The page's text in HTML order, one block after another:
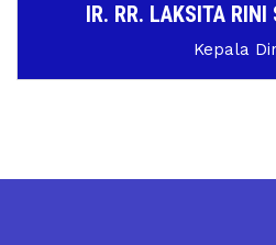
IR. RR. LAKSITA
Kepala